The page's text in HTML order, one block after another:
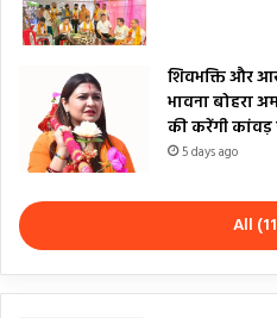
शिवभक्ति और
भावना बोहरा
की करेंगी कांवड़
5 days ago
All